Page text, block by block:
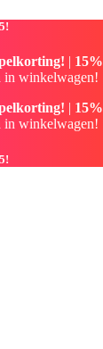
| 15%
in winkelwagen!
| 15%
in winkelwagen!